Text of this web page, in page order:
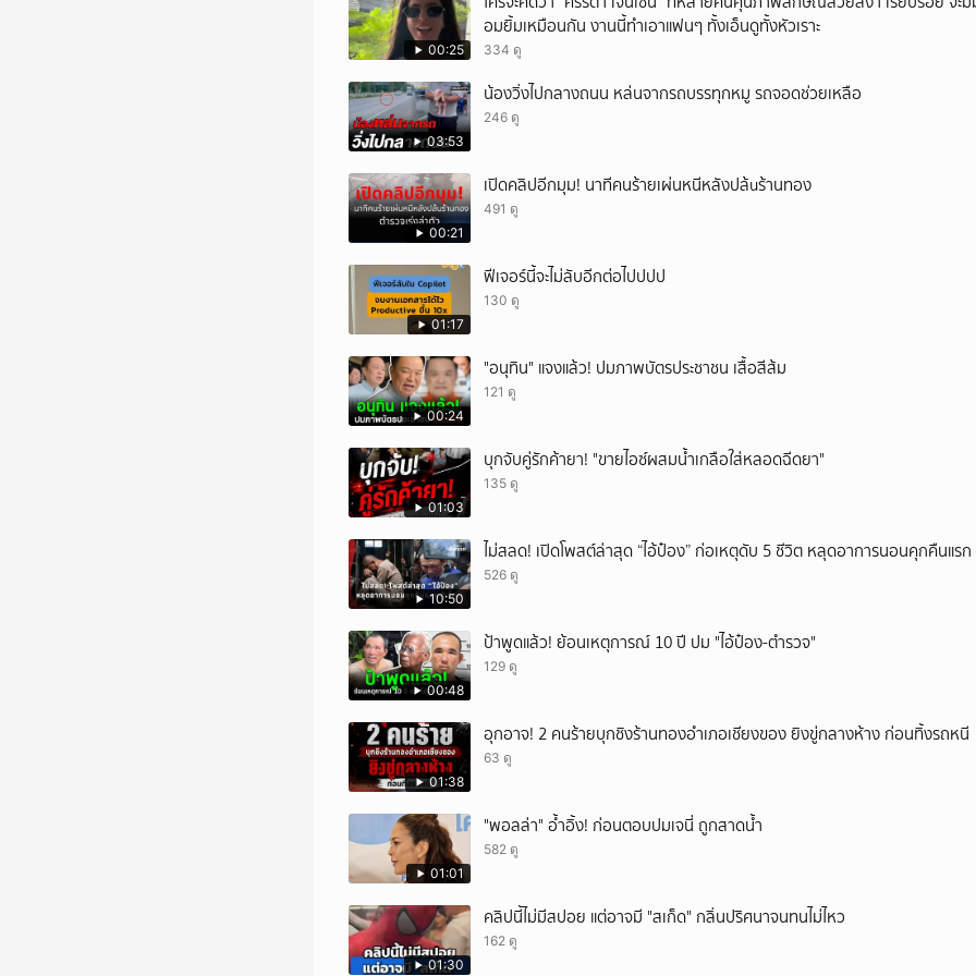
00:25
อมยิ้มเหมือนกัน งานนี้ทำเอาแฟนๆ ทั้งเอ็นดูทั้งหัวเราะ
334 ดู
03:53
น้องวิ่งไปกลางถนน หล่นจากรถบรรทุกหมู รถจอดช่วยเหลือ
246 ดู
00:21
เปิดคลิปอีกมุม! นาทีคนร้ายเผ่นหนีหลังปล้uร้านทอง
491 ดู
01:17
ฟีเจอร์นี้จะไม่ลับอีกต่อไปปปป
130 ดู
00:24
"อนุทิน" แจงแล้ว! ปมภาพบัตรประชาชน เสื้อสีส้ม
121 ดู
01:03
บุกจับคู่รักค้ายา! "ขายไอซ์ผสมน้ำเกลือใส่หลอดฉีดยา"
135 ดู
10:50
ไม่สลด! เปิดโพสต์ล่าสุด “ไอ้ป๋อง” ก่อเหตุดับ 5 ชีวิต หลุดอาการนอนคุกคืนแรก
526 ดู
00:48
ป้าพูดแล้ว! ย้อนเหตุการณ์ 10 ปี ปม "ไอ้ป๋อง-ตำรวจ"
129 ดู
01:38
อุกอาจ! 2 คนร้ายบุกชิงร้านทองอำเภอเชียงของ ยิงขู่กลางห้าง ก่อนทิ้งรถหนี
63 ดู
01:01
"พอลล่า" อ้ำอิ้ง! ก่อนตอบปมเจนี่ ถูกสาดน้ำ
582 ดู
01:30
คลิปนี้ไม่มีสปอย แต่อาจมี "สเก็ด" กลิ่นปริศนาจนทนไม่ไหว
162 ดู